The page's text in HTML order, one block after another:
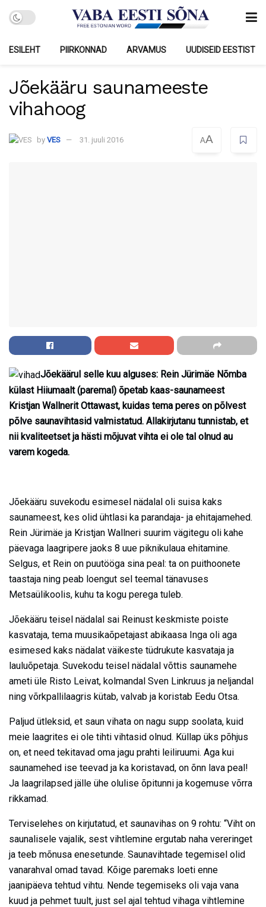
ESILEHT PIIRKONNAD ARVAMUS UUDISEID EESTIST
Jõekääru saunameeste
vihahoog
by VES 31. juuli 2016 AA
Jõekäärul selle kuu alguses: Rein Jürimäe Nõmba
külast Hiiumaalt (paremal) õpetab kaas-saunameest
Kristjan Wallnerit Ottawast, kuidas tema peres on põlvest
põlve saunavihtasid valmistatud. Allakirjutanu tunnistab, et
nii kvaliteetset ja hästi mõjuvat vihta ei ole tal olnud au
varem kogeda.
Jõekääru suvekodu esimesel nädalal oli suisa kaks
saunameest, kes olid ühtlasi ka parandaja- ja ehitajamehed.
Rein Jürimäe ja Kristjan Wallneri suurim vägitegu oli kahe
päevaga laagripere jaoks 8 uue piknikulaua ehitamine.
Selgus, et Rein on puutööga sina peal: ta on puithoonete
taastaja ning peab loengut sel teemal tänavuses
Metsaülikoolis, kuhu ta kogu perega tuleb.
Jõekääru teisel nädalal sai Reinust keskmiste poiste
kasvataja, tema muusikaõpetajast abikaasa Inga oli aga
esimesed kaks nädalat väikeste tüdrukute kasvataja ja
lauluõpetaja. Suvekodu teisel nädalal võttis saunamehe
ameti üle Risto Leivat, kolmandal Sven Linkruus ja neljandal
ning võrkpallilaagris kütab, valvab ja koristab Eedu Otsa.
Paljud ütleksid, et saun vihata on nagu supp soolata, kuid
meie laagrites ei ole tihti vihtasid olnud. Küllap üks põhjus
on, et need tekitavad oma jagu prahti leiliruumi. Aga kui
saunamehed ise teevad ja ka koristavad, on õnn lava peal!
Ja laagrilapsed jälle ühe olulise õpitunni ja kogemuse võrra
rikkamad.
Terviselehes on kirjutatud, et saunavihas on 9 rohtu: “Viht on
saunalisele vajalik, sest vihtlemine ergutab naha vereringet
ja teeb mõnusa enesetunde. Saunavihtade tegemisel olid
vanarahval omad tavad. Kõige paremaks loeti enne
jaanipäeva tehtud vihtu. Nende tegemiseks oli vaja vana
kuud ja pehmet tuult, just sel ajal tehtud vihaga vihtlemine